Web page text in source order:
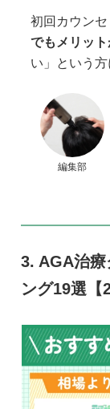
初回カウンセ
でもメリッ
い」という方
編集部
AGA治療
ング19選【